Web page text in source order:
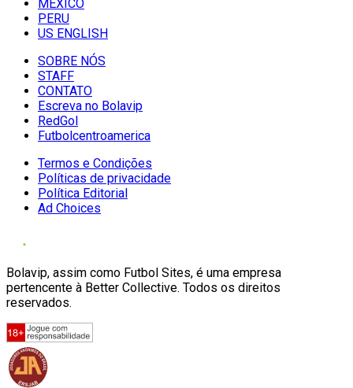
MÉXICO
PERU
US ENGLISH
SOBRE NÓS
STAFF
CONTATO
Escreva no Bolavip
RedGol
Futbolcentroamerica
Termos e Condições
Políticas de privacidade
Política Editorial
Ad Choices
Bolavip, assim como Futbol Sites, é uma empresa
pertencente à Better Collective. Todos os direitos
reservados.